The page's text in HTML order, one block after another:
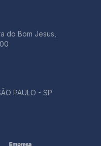
do Bom Jesus,
PAULO - SP